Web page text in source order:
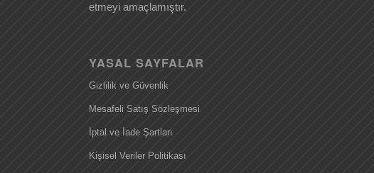
etmeyi amaçlamıştır.
YASAL SAYFALAR
Gizlilik ve Güvenlik
Mesafeli Satış Sözleşmesi
İptal ve İade Şartları
Kişisel Veriler Politikası